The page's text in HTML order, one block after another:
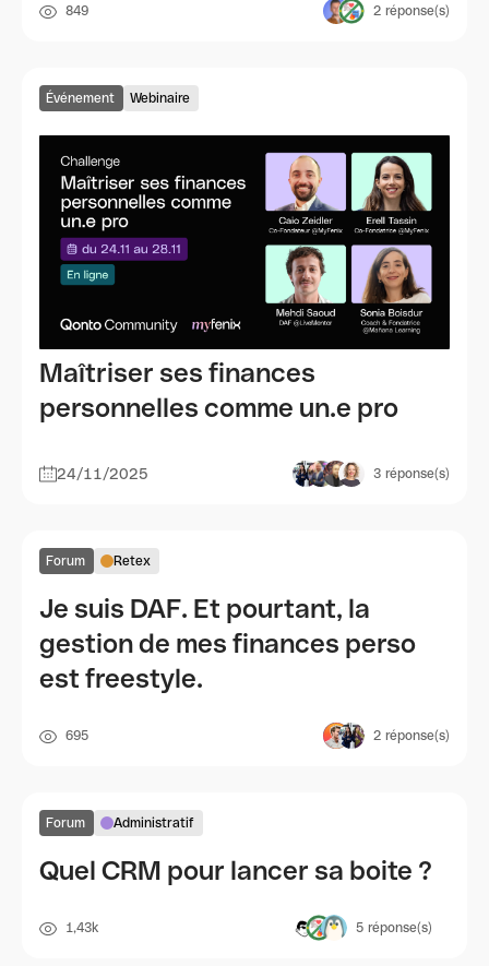
849 2 réponse(s)
Événement Webinaire
Maîtriser ses finances
personnelles comme un.e pro
24/11/2025 3 réponse(s)
Forum Retex
Je suis DAF. Et pourtant, la
gestion de mes finances perso
est freestyle.
695 2 réponse(s)
Forum Administratif
Quel CRM pour lancer sa boite ?
1,43k 5 réponse(s)